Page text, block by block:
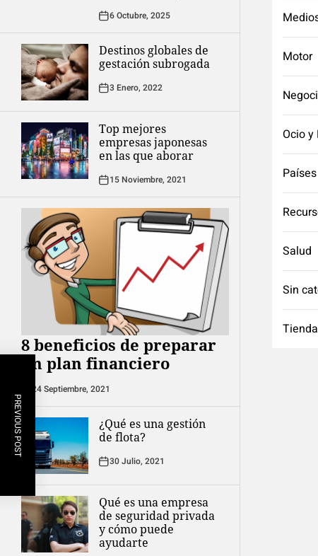
6 Octubre, 2025
Destinos globales de
gestación subrogada
3 Enero, 2022
Top mejores
empresas japonesas
en las que aborar
15 Noviembre, 2021
8 beneficios de preparar
un plan financiero
24 Septiembre, 2021
¿Qué es una gestión
de flota?
30 Julio, 2021
Qué es una empresa
de seguridad privada
y cómo puede
ayudarte
PREVIOUS POST
Motor
Ocio
Países
Salud
Sin